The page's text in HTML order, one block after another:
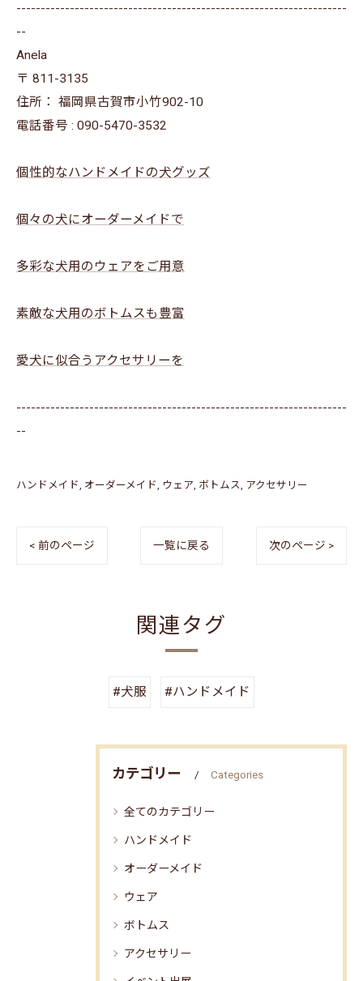
--------------------------------------------------------------------
--
Anela
〒 811-3135
住所： 福岡県古賀市小竹902-10
電話番号 : 090-5470-3532
個性的なハンドメイドの犬グッズ
個々の犬にオーダーメイドで
多彩な犬用のウェアをご用意
素敵な犬用のボトムスも豊富
愛犬に似合うアクセサリーを
--------------------------------------------------------------------
--
ハンドメイド オーダーメイド ウェア ボトムス アクセサリー
< 前のページ 一覧に戻る 次のページ >
関連タグ
#犬服 #ハンドメイド
カテゴリー Categories
全てのカテゴリー
ハンドメイド
オーダーメイド
ウェア
ボトムス
アクセサリー